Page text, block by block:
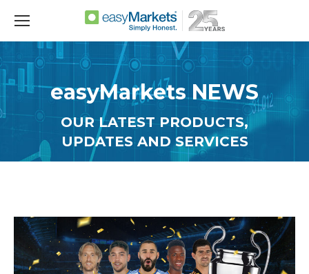
easyMarkets NEWS
OUR LATEST PRODUCTS,
UPDATES AND SERVICES